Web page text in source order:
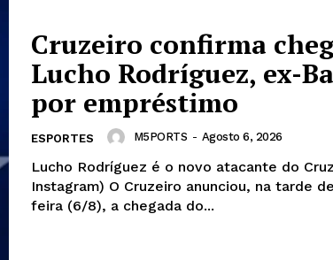
Política de Privacidade e Cookies
Cruzeiro confirma
Lucho Rodríguez, ex-
por empréstimo
ESPORTES M5PORTS - Agosto 6, 2026
Lucho Rodríguez é o novo atacante do
Instagram) O Cruzeiro anunciou, na tarde desta quinta-
feira (6/8), a chegada do...